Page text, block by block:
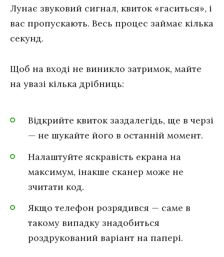
Лунає звуковий сигнал, квиток «гаситься», і
вас пропускають. Весь процес займає кілька
секунд.
Щоб на вході не виникло затримок, майте
на увазі кілька дрібниць:
Відкрийте квиток заздалегідь, ще в черзі
— не шукайте його в останній момент.
Налаштуйте яскравість екрана на
максимум, інакше сканер може не
зчитати код.
Якщо телефон розрядився — саме в
такому випадку знадобиться
роздрукований варіант на папері.